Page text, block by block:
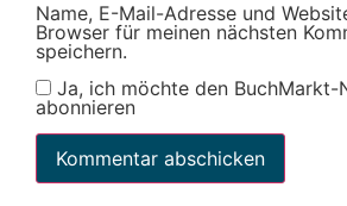
Name, E-Mail-Adresse und
Browser für meinen nächsten
speichern.
Ja, ich möchte den BuchMarkt-
abonnieren